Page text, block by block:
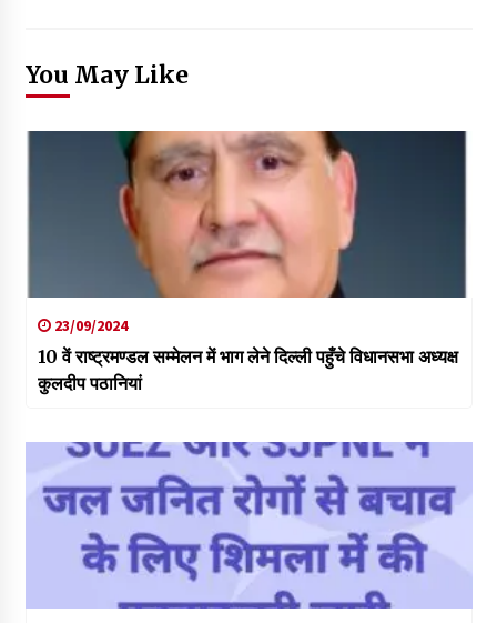
You May Like
23/09/2024
10 वें राष्ट्रमण्डल सम्मेलन में भाग लेने दिल्ली पहुँचे विधानसभा अध्यक्ष
कुलदीप पठानियां